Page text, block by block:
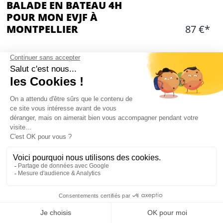
BALADE EN BATEAU 4H
POUR MON EVJF À
MONTPELLIER
87 €*
OPTIONS ADDITIONNELLES
CONTENU
Un bateau privatisé pour 4h avec skipper
Possibilité de baignade au large
Serviettes de bain et combishorts à disposition
Mon EVJF à Montpellier